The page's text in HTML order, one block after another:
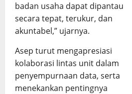
badan usaha dapat dipantau
secara tepat, terukur, dan
akuntabel,” ujarnya.
Asep turut mengapresiasi
kolaborasi lintas unit dalam
penyempurnaan data, serta
menekankan pentingnya